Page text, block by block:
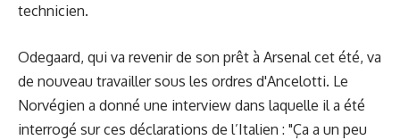
technicien.
Odegaard, qui va revenir de son prêt à Arsenal cet été, va
de nouveau travailler sous les ordres d'Ancelotti. Le
Norvégien a donné une interview dans laquelle il a été
interrogé sur ces déclarations de l’Italien : "Ça a un peu